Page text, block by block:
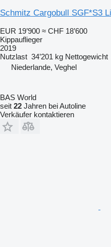
Schmitz Cargobull SGF*S3
EUR 19’900 ≈ CHF 18’600
Kippauflieger
2019
Nutzlast 34’201 kg Nettogewicht
Niederlande, Veghel
BAS World
seit 22 Jahren bei Autoline
Verkäufer kontaktieren